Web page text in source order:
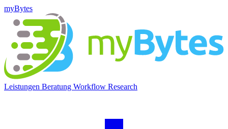
myBytes
Leistungen Beratung Workflow Research